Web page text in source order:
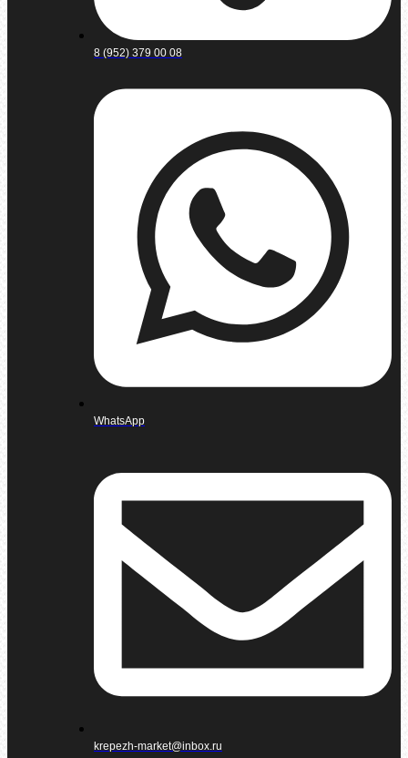
8 (952) 379 00 08
WhatsApp
krepezh-market@inbox.ru